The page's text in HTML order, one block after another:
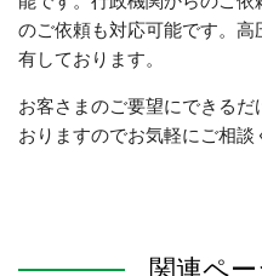
のご依頼も対応可能です。
有しております。
お客さまのご要望にできる
おりますのでお気軽にご相談
関連ペ